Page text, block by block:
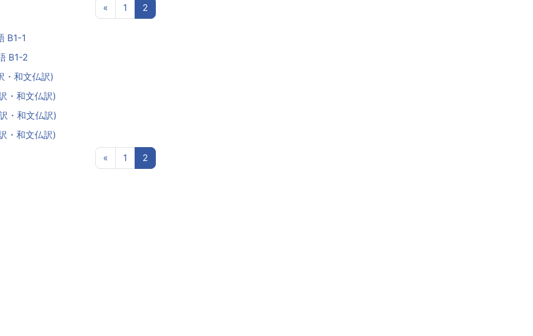
« 前のページ
1 ページ 1
2
B1-1
B1-2
・和文仏訳)
・和文仏訳)
・和文仏訳)
・和文仏訳)
« 前のページ
1 ページ 1
2